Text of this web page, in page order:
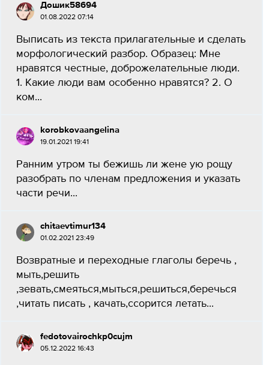
Дошик58694
01.08.2022 07:14
Выписать из текста прилагательные и сделать
морфологический разбор. Образец: Мне
нравятся честные, доброжелательные люди.
1. Какие люди вам особенно нравятся? 2. О
ком...
korobkovaangelina
19.01.2021 19:41
Ранним утром ты бежишь ли жене ую рощу
разобрать по членам предложения и указать
части речи...
chitaevtimur134
01.02.2021 23:49
Возвратные и переходные глаголы беречь ,
мыть,решить
,зевать,смеяться,мыться,решиться,беречься
,читать писать , качать,ссорится летать...
fedotovairochkp0cujm
05.12.2022 16:43